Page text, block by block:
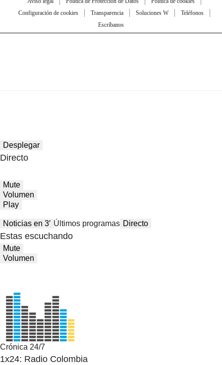
Configuración de cookies
Transparencia Soluciones W
Teléfonos
Escríbanos
Desplegar
Directo
Mute
Volumen
Play
Noticias en 3′ Últimos programas Directo
Estas escuchando
Mute
Volumen
Crónica 24/7
1x24: Radio Colombia